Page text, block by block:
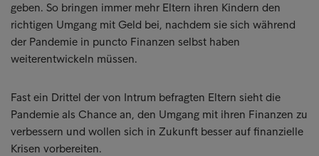
geben. So bringen immer mehr Eltern ihren Kindern den
richtigen Umgang mit Geld bei, nachdem sie sich während
der Pandemie in puncto Finanzen selbst haben
weiterentwickeln müssen.
Fast ein Drittel der von Intrum befragten Eltern sieht die
Pandemie als Chance an, den Umgang mit ihren Finanzen zu
verbessern und wollen sich in Zukunft besser auf finanzielle
Krisen vorbereiten.